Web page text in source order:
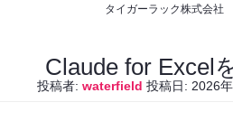
タイガーラック株式会社
Claude for Excel
投稿者: waterfield 投稿日: 2026